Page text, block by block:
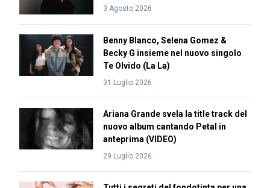
3 Agosto 2026
Benny Blanco, Selena Gomez &
Becky G insieme nel nuovo singolo
Te Olvido (La La)
31 Luglio 2026
Ariana Grande svela la title track del
nuovo album cantando Petal in
anteprima (VIDEO)
29 Luglio 2026